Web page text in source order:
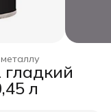
гладкий
л